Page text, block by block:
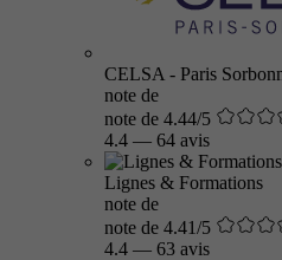
CELSA - Paris
note de
note de 4.44/5
4.4 — 64 avis
Lignes & Formations
note de
note de 4.41/5
4.4 — 63 avis